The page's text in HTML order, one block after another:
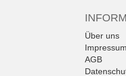
Über uns
Impressum
AGB